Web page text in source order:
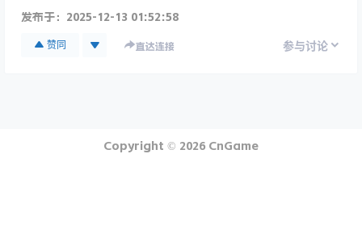
发布于： 2025-12-13 01:52:58
赞同 直达连接 参与讨论
Copyright © 2026 CnGame